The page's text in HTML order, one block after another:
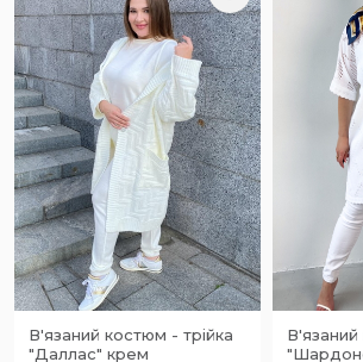
В'язаний костюм - трійка
"Даллас" крем
В'язаний